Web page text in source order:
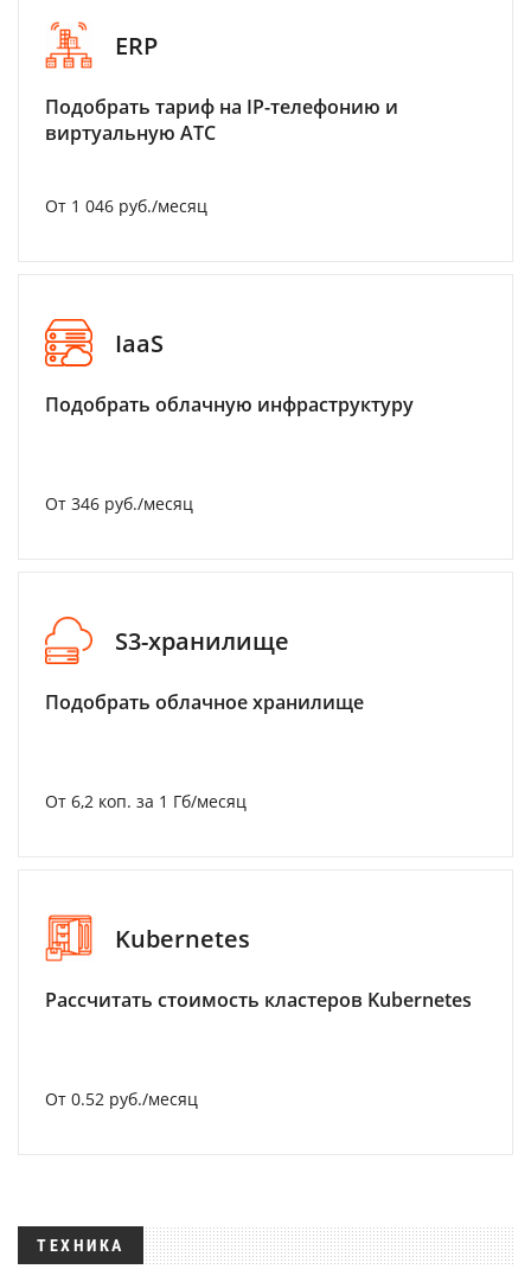
ERP
Подобрать тариф на IP-телефонию и
виртуальную АТС
От 1 046 руб./месяц
IaaS
Подобрать облачную инфраструктуру
От 346 руб./месяц
S3-хранилище
Подобрать облачное хранилище
От 6,2 коп. за 1 Гб/месяц
Kubernetes
Рассчитать стоимость кластеров Kubernetes
От 0.52 руб./месяц
ТЕХНИКА